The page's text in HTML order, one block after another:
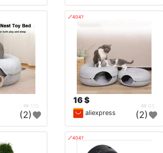
115
(2)
🔗404?
16 $
65
aliexpress (2)
🔗404?